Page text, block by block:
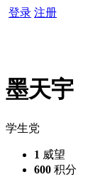
登录 注册
墨天宇
学生党
1 威望
600 积分